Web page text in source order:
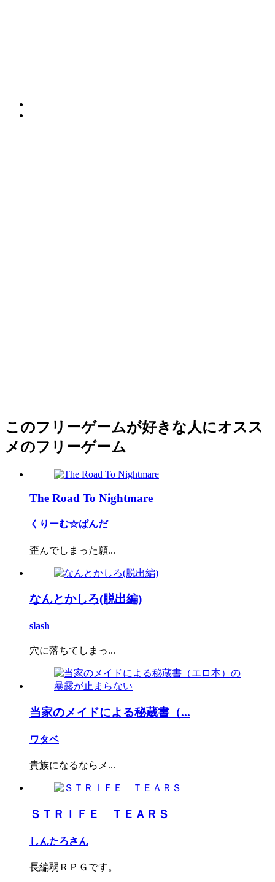
このフリーゲームが好きな人にオスス
メのフリーゲーム
The Road To Nightmare
くりーむ☆ぱんだ
歪んでしまった願...
なんとかしろ(脱出編)
slash
穴に落ちてしまっ...
当家のメイドによる秘蔵書（...
ワタベ
貴族になるならメ...
ＳＴＲＩＦＥ ＴＥＡＲＳ
しんたろさん
長編弱ＲＰＧです。